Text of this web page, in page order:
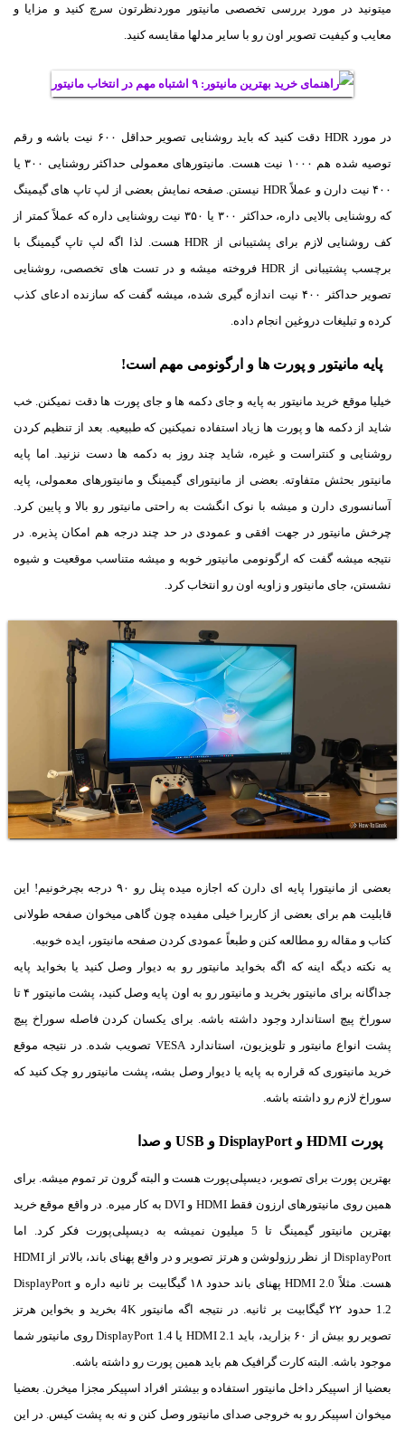
میتونید در مورد بررسی تخصصی مانیتور موردنظرتون سرچ کنید و مزایا و
معایب و کیفیت تصویر اون رو با سایر مدلها مقایسه کنید.
در مورد HDR دقت کنید که باید روشنایی تصویر حداقل ۶۰۰ نیت باشه و رقم
توصیه شده هم ۱۰۰۰ نیت هست. مانیتورهای معمولی حداکثر روشنایی ۳۰۰ یا
۴۰۰ نیت دارن و عملاً HDR نیستن. صفحه نمایش بعضی از لپ تاپ های گیمینگ
که روشنایی بالایی داره، حداکثر ۳۰۰ یا ۳۵۰ نیت روشنایی داره که عملاً کمتر از
کف روشنایی لازم برای پشتیبانی از HDR هست. لذا اگه لپ تاپ گیمینگ با
برچسب پشتیبانی از HDR فروخته میشه و در تست های تخصصی، روشنایی
تصویر حداکثر ۴۰۰ نیت اندازه گیری شده، میشه گفت که سازنده ادعای کذب
کرده و تبلیغات دروغین انجام داده.
پایه مانیتور و پورت ها و ارگونومی مهم است!
خیلیا موقع خرید مانیتور به پایه و جای دکمه ها و جای پورت ها دقت نمیکنن. خب
شاید از دکمه ها و پورت ها زیاد استفاده نمیکنین که طبیعیه. بعد از تنظیم کردن
روشنایی و کنتراست و غیره، شاید چند روز به دکمه ها دست نزنید. اما پایه
مانیتور بحثش متفاوته. بعضی از مانیتورای گیمینگ و مانیتورهای معمولی، پایه
آسانسوری دارن و میشه با نوک انگشت به راحتی مانیتور رو بالا و پایین کرد.
چرخش مانیتور در جهت افقی و عمودی در حد چند درجه هم امکان پذیره. در
نتیجه میشه گفت که ارگونومی مانیتور خوبه و میشه متناسب موقعیت و شیوه
نشستن، جای مانیتور و زاویه اون رو انتخاب کرد.
بعضی از مانیتورا پایه ای دارن که اجازه میده پنل رو ۹۰ درجه بچرخونیم! این
قابلیت هم برای بعضی از کاربرا خیلی مفیده چون گاهی میخوان صفحه طولانی
کتاب و مقاله رو مطالعه کنن و طبعاً عمودی کردن صفحه مانیتور، ایده خوبیه.
یه نکته دیگه اینه که اگه بخواید مانیتور رو به دیوار وصل کنید یا بخواید پایه
جداگانه برای مانیتور بخرید و مانیتور رو به اون پایه وصل کنید، پشت مانیتور ۴ تا
سوراخ پیچ استاندارد وجود داشته باشه. برای یکسان کردن فاصله سوراخ پیچ
پشت انواع مانیتور و تلویزیون، استاندارد VESA تصویب شده. در نتیجه موقع
خرید مانیتوری که قراره به پایه یا دیوار وصل بشه، پشت مانیتور رو چک کنید که
سوراخ لازم رو داشته باشه.
پورت HDMI و DisplayPort و USB و صدا
بهترین پورت برای تصویر، دیسپلی‌پورت هست و البته گرون تر تموم میشه. برای
همین روی مانیتورهای ارزون فقط HDMI و DVI به کار میره. در واقع موقع خرید
بهترین مانیتور گیمینگ تا 5 میلیون نمیشه به دیسپلی‌پورت فکر کرد. اما
هست. مثلاً HDMI 2.0 پهنای باند حدود ۱۸ گیگابیت بر ثانیه داره و DisplayPort
1.2 حدود ۲۲ گیگابیت بر ثانیه. در نتیجه اگه مانیتور 4K بخرید و بخواین هرتز
تصویر رو بیش از ۶۰ بزارید، باید HDMI 2.1 یا DisplayPort 1.4 روی مانیتور شما
موجود باشه. البته کارت گرافیک هم باید همین پورت رو داشته باشه.
بعضیا از اسپیکر داخل مانیتور استفاده و بیشتر افراد اسپیکر مجزا میخرن. بعضیا
میخوان اسپیکر رو به خروجی صدای مانیتور وصل کنن و نه به پشت کیس. در این